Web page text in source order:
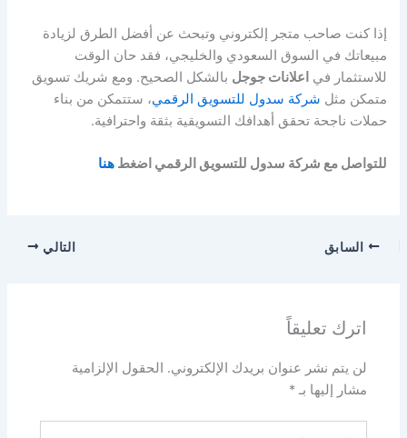
إذا كنت صاحب متجر إلكتروني وتبحث عن أفضل الطرق لزيادة
مبيعاتك في السوق السعودي والخليجي، فقد حان الوقت
للاستثمار في اعلانات جوجل بالشكل الصحيح. ومع شريك تسويق
متمكن مثل شركة سدول للتسويق الرقمي، ستتمكن من بناء
حملات ناجحة تحقق أهدافك التسويقية بثقة واحترافية.
للتواصل مع شركة سدول للتسويق الرقمي اضغطهنا
السابق التالي
اترك تعليقاً
لن يتم نشر عنوان بريدك الإلكتروني.
الحقول الإلزامية
مشار إليها بـ*